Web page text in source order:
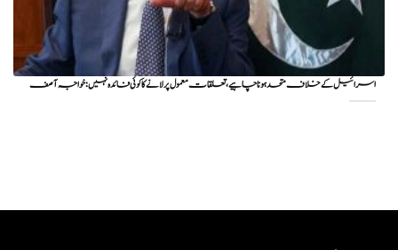
اسرائیل کے خلاف متحد ہونا چاہیے، تعلقات معمول پر لانے کا کوئی فائدہ نہیں: خواجہ آصف